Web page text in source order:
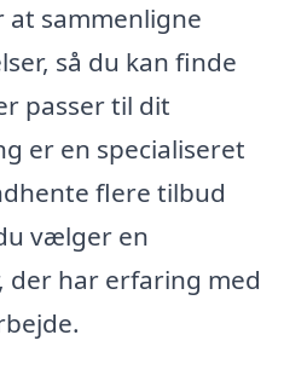
sammenligne
så du kan finde
passer til dit
er en specialiseret
flere tilbud
vælger en
har erfaring med